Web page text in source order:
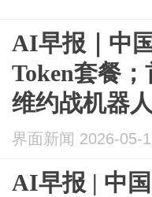
AI早报｜中
Token套餐
维约战机器
界面新闻 2026-05-
AI早报 | 中